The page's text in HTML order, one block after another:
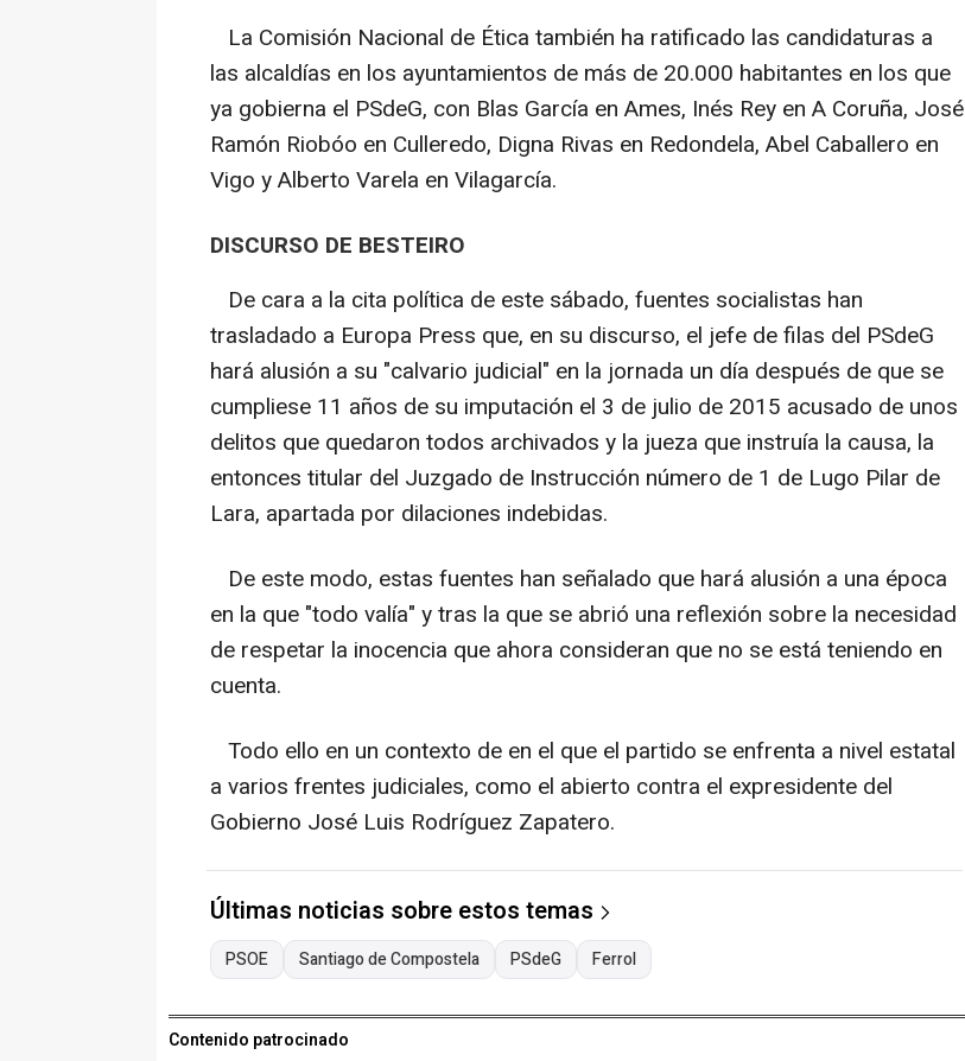
La Comisión Nacional de Ética también ha ratificado las candidaturas a
las alcaldías en los ayuntamientos de más de 20.000 habitantes en los que
ya gobierna el PSdeG, con Blas García en Ames, Inés Rey en A Coruña, José
Ramón Riobóo en Culleredo, Digna Rivas en Redondela, Abel Caballero en
Vigo y Alberto Varela en Vilagarcía.
DISCURSO DE BESTEIRO
De cara a la cita política de este sábado, fuentes socialistas han
trasladado a Europa Press que, en su discurso, el jefe de filas del PSdeG
hará alusión a su "calvario judicial" en la jornada un día después de que se
cumpliese 11 años de su imputación el 3 de julio de 2015 acusado de unos
delitos que quedaron todos archivados y la jueza que instruía la causa, la
entonces titular del Juzgado de Instrucción número de 1 de Lugo Pilar de
Lara, apartada por dilaciones indebidas.
De este modo, estas fuentes han señalado que hará alusión a una época
en la que "todo valía" y tras la que se abrió una reflexión sobre la necesidad
de respetar la inocencia que ahora consideran que no se está teniendo en
cuenta.
Todo ello en un contexto de en el que el partido se enfrenta a nivel estatal
a varios frentes judiciales, como el abierto contra el expresidente del
Gobierno José Luis Rodríguez Zapatero.
Últimas noticias sobre estos temas
PSOE Santiago de Compostela PSdeG Ferrol
Contenido patrocinado